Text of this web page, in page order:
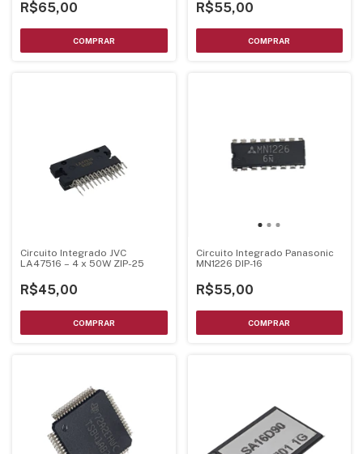
R$65,00 R$55,00
Circuito Integrado JVC
LA47516 – 4 x 50W ZIP-25
R$45,00
Circuito Integrado Panasonic
MN1226 DIP-16
R$55,00